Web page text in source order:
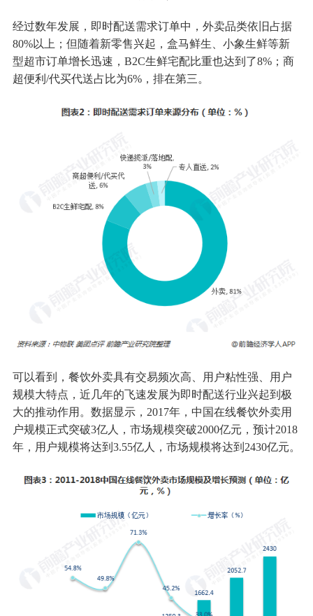
经过数年发展，即时配送需求订单中，外卖品类依旧占据
80%以上；但随着新零售兴起，盒马鲜生、小象生鲜等新
型超市订单增长迅速，B2C生鲜宅配比重也达到了8%；商
超便利/代买代送占比为6%，排在第三。
可以看到，餐饮外卖具有交易频次高、用户粘性强、用户
规模大特点，近几年的飞速发展为即时配送行业兴起到极
大的推动作用。数据显示，2017年，中国在线餐饮外卖用
户规模正式突破3亿人，市场规模突破2000亿元，预计2018
年，用户规模将达到3.55亿人，市场规模将达到2430亿元。